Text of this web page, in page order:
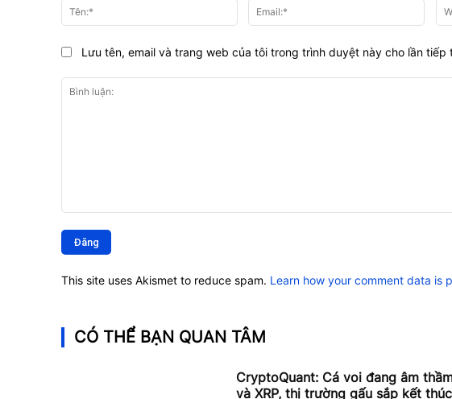
luận:
Tên:*
Lưu tên, email và trang web của tôi trong trình duyệt này cho lần tiếp
This site uses Akismet to reduce spam. Learn how your comment data is
CÓ THỂ BẠN QUAN TÂM
CryptoQuant: Cá voi đang âm
và XRP, thị trường gấu sắp kết